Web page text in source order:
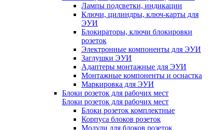
Лампы подсветки, индикации
Ключи, цилиндры, ключ-карты для
ЭУИ
Блокираторы, ключи блокировки
розеток
Электронные компоненты для ЭУИ
Заглушки ЭУИ
Адаптеры монтажные для ЭУИ
Монтажные компоненты и оснастка
Маркировка для ЭУИ
Блоки розеток для рабочих мест
Блоки розеток для рабочих мест
Блоки розеток комплектные
Корпуса блоков розеток
Модули для блоков розеток